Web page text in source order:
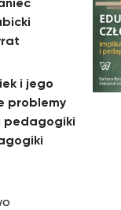
i jego
problemy
pedagogiki